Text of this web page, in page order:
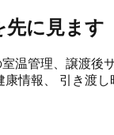
先に見ます
温管理、譲渡後
情報、 引き渡